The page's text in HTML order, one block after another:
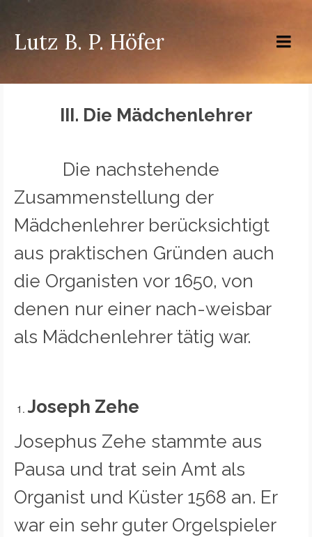
Lutz B. P. Höfer
III. Die Mädchenlehrer
Die nachstehende
Zusammenstellung der
Mädchenlehrer berücksichtigt
aus praktischen Gründen auch
die Organisten vor 1650, von
denen nur einer nach-weisbar
als Mädchenlehrer tätig war.
Joseph Zehe
Josephus Zehe stammte aus
Pausa und trat sein Amt als
Organist und Küster 1568 an. Er
war ein sehr guter Orgelspieler